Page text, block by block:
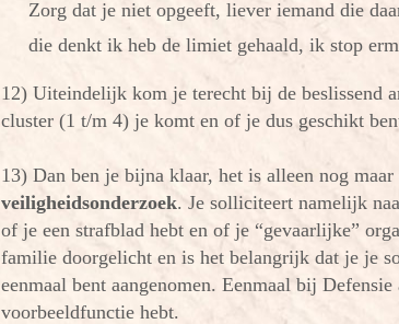
Zorg dat je niet opgeeft, liever iemand die
die denkt ik heb de limiet gehaald, ik stop
12) Uiteindelijk kom je terecht bij de beslissend
cluster (1 t/m 4) je komt en of je dus geschikt
13) Dan ben je bijna klaar, het is alleen nog
veiligheidsonderzoek. Je solliciteert namelijk
of je een strafblad hebt en of je “gevaarlijke”
familie doorgelicht en is het belangrijk dat je je
eenmaal bent aangenomen. Eenmaal bij
voorbeeldfunctie hebt.